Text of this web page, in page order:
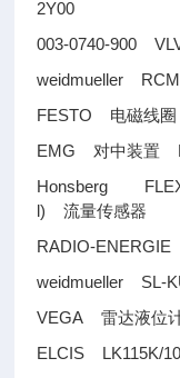
2Y00
003-0740-900
weidmueller
FESTO 电磁线圈
EMG 对中装置
Honsberg FLEX-
l)流量传感器
RADIO-
weidmueller SL-
VEGA雷达液位
ELCIS LK115K/